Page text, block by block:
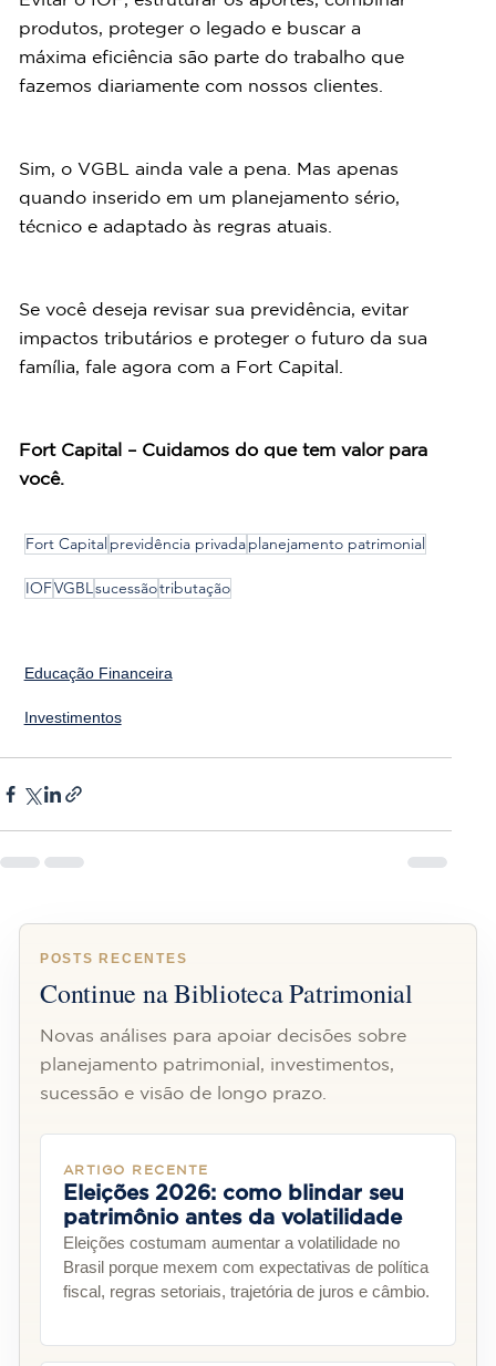
produtos, proteger o legado e buscar a
máxima eficiência são parte do trabalho que
fazemos diariamente com nossos clientes.
Sim, o VGBL ainda vale a pena. Mas apenas
quando inserido em um planejamento sério,
técnico e adaptado às regras atuais.
Se você deseja revisar sua previdência, evitar
impactos tributários e proteger o futuro da sua
família, fale agora com a Fort Capital.
Fort Capital – Cuidamos do que tem valor para
você.
Fort Capital previdência privadaplanejamento patrimonial
IOFVGBLsucessãotributação
Educação Financeira
Investimentos
POSTS RECENTES
Continue na Biblioteca Patrimonial
Novas análises para apoiar decisões sobre
planejamento patrimonial, investimentos,
sucessão e visão de longo prazo.
ARTIGO RECENTE
Eleições 2026: como blindar seu
patrimônio antes da volatilidade
Eleições costumam aumentar a volatilidade no
Brasil porque mexem com expectativas de política
fiscal, regras setoriais, trajetória de juros e câmbio.